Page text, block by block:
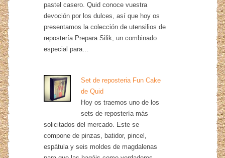
pastel casero. Quid conoce vuestra
devoción por los dulces, así que hoy os
presentamos la colección de utensilios de
repostería Prepara Silik, un combinado
especial para…
Set de reposteria Fun Cake
de Quid
Hoy os traemos uno de los
sets de repostería más
solicitados del mercado. Este se
compone de pinzas, batidor, pincel,
espátula y seis moldes de magdalenas